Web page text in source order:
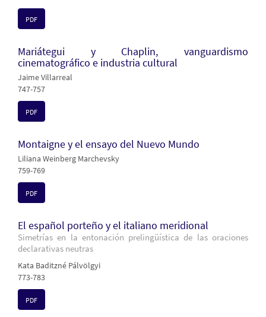
PDF
Mariátegui y Chaplin, vanguardismo
cinematográfico e industria cultural
Jaime Villarreal
747-757
PDF
Montaigne y el ensayo del Nuevo Mundo
Liliana Weinberg Marchevsky
759-769
PDF
El español porteño y el italiano meridional
Simetrías en la entonación prelingüística de las oraciones
declarativas neutras
Kata Baditzné Pálvölgyi
773-783
PDF